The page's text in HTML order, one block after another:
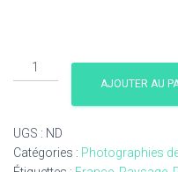
quantité
de
Sancerrois
22-
10-
AJOUTER AU
UGS : ND
Catégories : Photographies